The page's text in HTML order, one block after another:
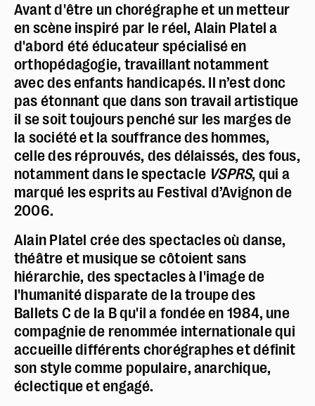
Police dyslexie :non
Taille du texte :par défaut
Contrastes :par défaut
Avant d'être un chorégraphe et un metteur
en scène inspiré par le réel, Alain Platel a
d'abord été éducateur spécialisé en
orthopédagogie, travaillant notamment
avec des enfants handicapés. Il n’est donc
pas étonnant que dans son travail artistique
il se soit toujours penché sur les marges de
la société et la souffrance des hommes,
celle des réprouvés, des délaissés, des fous,
notamment dans le spectacle VSPRS, qui a
marqué les esprits au Festival d’Avignon de
2006.
Alain Platel crée des spectacles où danse,
théâtre et musique se côtoient sans
hiérarchie, des spectacles à l'image de
l'humanité disparate de la troupe des
Ballets C de la B qu'il a fondée en 1984, une
compagnie de renommée internationale qui
accueille différents chorégraphes et définit
son style comme populaire, anarchique,
éclectique et engagé.